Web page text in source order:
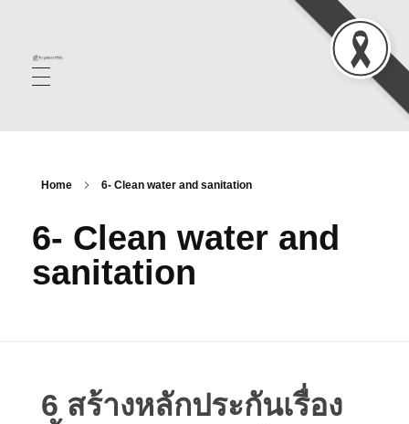
TropMed SDGS
Home 6- Clean water and sanitation
6- Clean water and
sanitation
6 สร้างหลักประกันเรื่อง